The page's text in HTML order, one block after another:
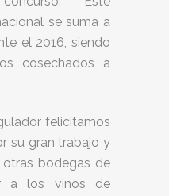
se suma a
el 2016, siendo
cosechados a
felicitamos
su gran trabajo y
otras bodegas de
a los vinos de